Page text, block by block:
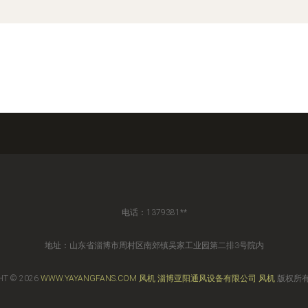
电话：1379381**
地址：山东省淄博市周村区南郊镇吴家工业园第二排3号院内
© 2026 WWW.YAYANGFANS.COM 风机 淄博亚阳通风设备有限公司 风机 版权所